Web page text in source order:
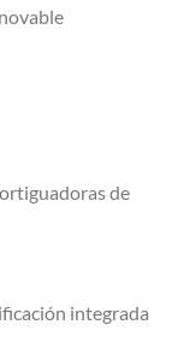
de
integrada